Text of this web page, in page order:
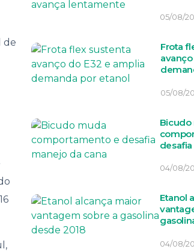
de
05/08/
Frota
05/08/
Bicudo
04/08/
Etanol
04/08/